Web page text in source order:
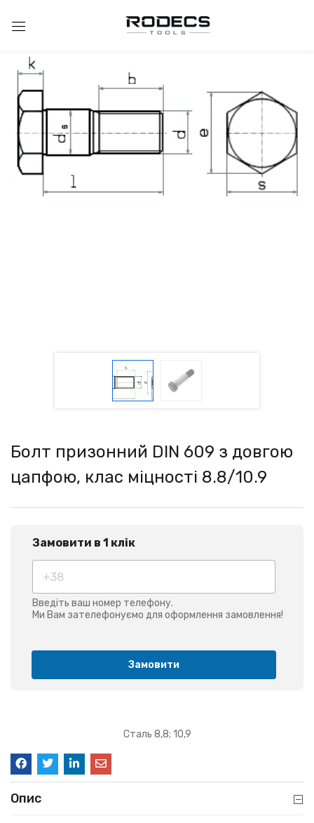
Болт призонний DIN 609 з довгою
цапфою, клас міцності 8.8/10.9
Замовити в 1 клік
Введіть ваш номер телефону.
Ми Вам зателефонуємо для оформлення замовлення!
Замовити
Сталь 8,8; 10,9
Опис